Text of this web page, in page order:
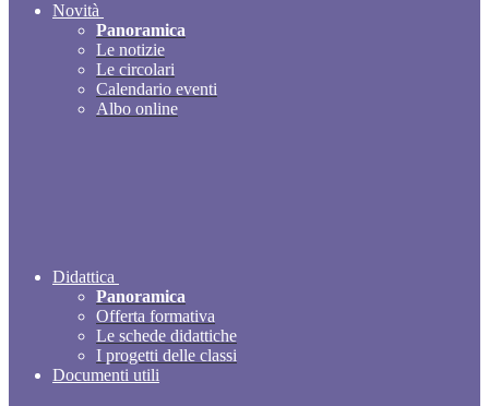
Novità
Panoramica
Le notizie
Le circolari
Calendario eventi
Albo online
Didattica
Panoramica
Offerta formativa
Le schede didattiche
I progetti delle classi
Documenti utili